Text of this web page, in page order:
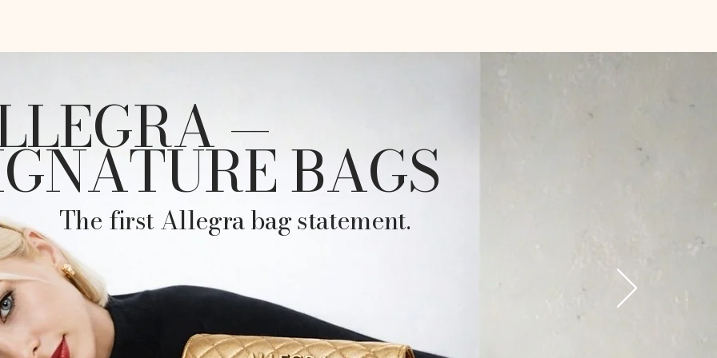
—
BAGS
The first Allegra bag statement.